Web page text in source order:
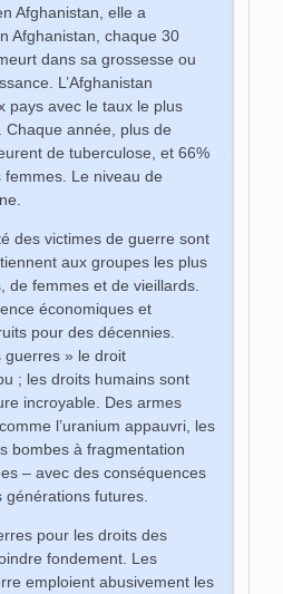
Afghanistan, elle a
Afghanistan, chaque 30
dans sa grossesse ou
L’Afghanistan
pays avec le taux le plus
année, plus de
de tuberculose, et 66%
femmes. Le niveau de
des victimes de guerre sont
aux groupes les plus
de femmes et de vieillards.
économiques et
pour des décennies.
guerres » le droit
; les droits humains sont
incroyable. Des armes
l’uranium appauvri, les
bombes à fragmentation
– avec des conséquences
futures.
pour les droits des
fondement. Les
emploient abusivement les